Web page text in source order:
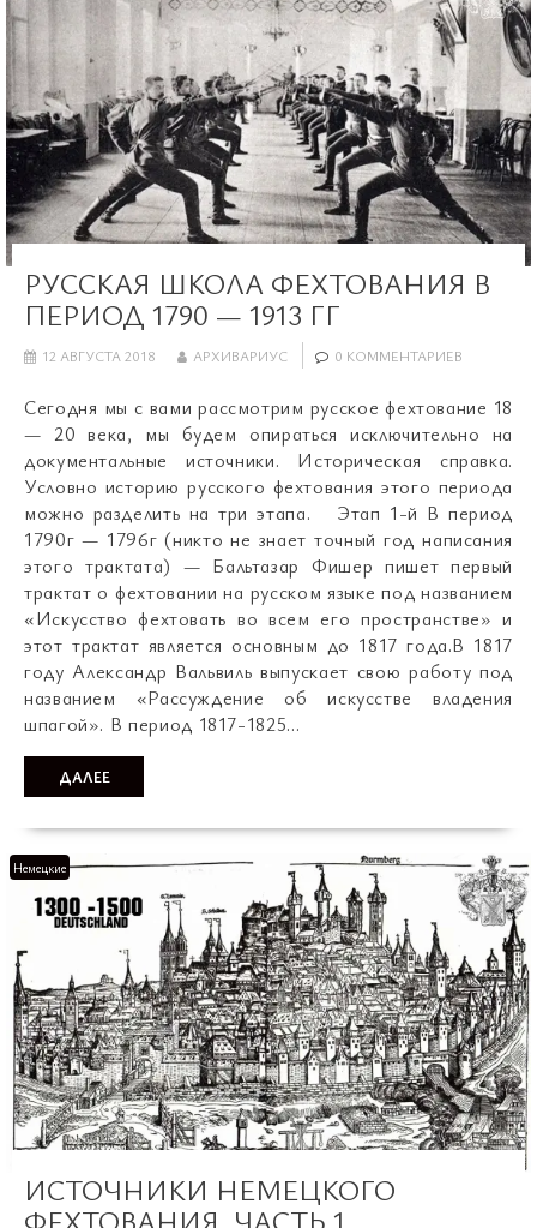
РУССКАЯ ШКОЛА ФЕХТОВАНИЯ В
ПЕРИОД 1790 — 1913 ГГ
12 АВГУСТА 2018 АРХИВАРИУС 0 КОММЕНТАРИЕВ
Сегодня мы с вами рассмотрим русское фехтование 18
— 20 века, мы будем опираться исключительно на
документальные источники. Историческая справка.
Условно историю русского фехтования этого периода
можно разделить на три этапа. Этап 1-й В период
1790г — 1796г (никто не знает точный год написания
этого трактата) — Бальтазар Фишер пишет первый
трактат о фехтовании на русском языке под названием
«Искусство фехтовать во всем его пространстве» и
этот трактат является основным до 1817 года.В 1817
году Александр Вальвиль выпускает свою работу под
названием «Рассуждение об искусстве владения
шпагой». В период 1817-1825…
ДАЛЕЕ
Немецкие
ИСТОЧНИКИ НЕМЕЦКОГО